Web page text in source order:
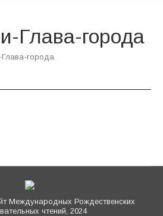
Глава-города
города
Международных Рождественских
чтений, 2024